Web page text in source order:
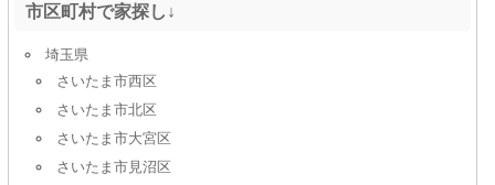
市区町村で家探し↓
埼玉県
さいたま市西区
さいたま市北区
さいたま市大宮区
さいたま市見沼区